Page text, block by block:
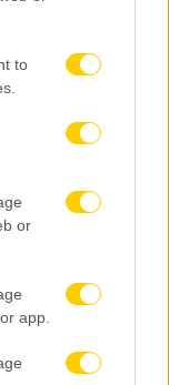
to
or
app.